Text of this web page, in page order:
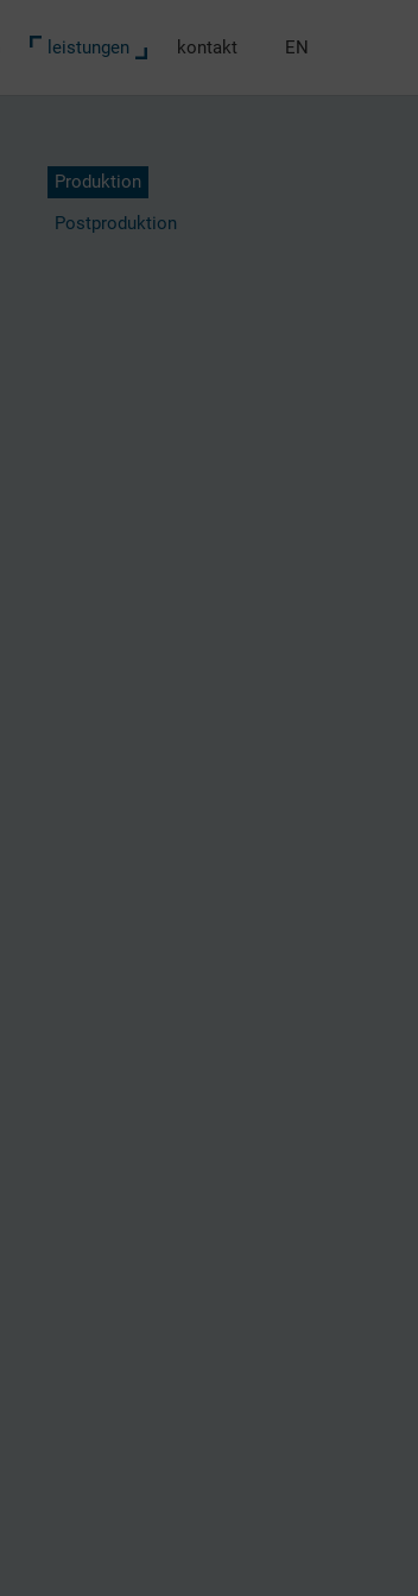
leistungen kontakt EN
Produktion
Postproduktion